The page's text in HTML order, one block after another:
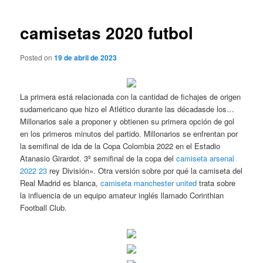
camisetas 2020 futbol
Posted on19 de abril de 2023
La primera está relacionada con la cantidad de fichajes de origen
sudamericano que hizo el Atlético durante las décadasde los…
Millonarios sale a proponer y obtienen su primera opción de gol
en los primeros minutos del partido. Millonarios se enfrentan por
la semifinal de ida de la Copa Colombia 2022 en el Estadio
Atanasio Girardot. 3º semifinal de la copa delcamiseta arsenal
2022 23 rey División». Otra versión sobre por qué la camiseta del
Real Madrid es blanca,camiseta manchester united trata sobre
la influencia de un equipo amateur inglés llamado Corinthian
Football Club.